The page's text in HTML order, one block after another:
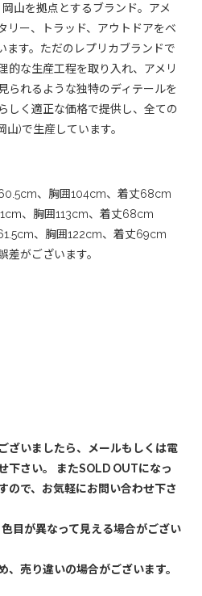
山を拠点とするブランド。アメ
リー、トラッド、アウトドアをベ
ます。ただのレプリカブランドで
的な生産工程を取り入れ、アメリ
られるような独特のディテールを
しく適正な価格で提供し、全ての
)で生産しています。
、胸囲104cm、着丈68cm
、胸囲113cm、着丈68cm
、胸囲122cm、着丈69cm
がございます。
ざいましたら、メールもしくは電
下さい。 またSOLD OUTになっ
ので、お気軽にお問い合わせ下さ
目が異なって見える場合がござい
売り違いの場合がございます。